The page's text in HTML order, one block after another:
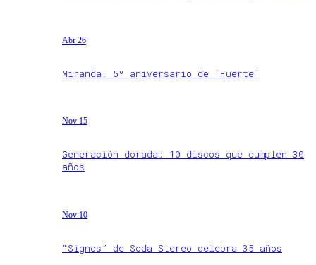
Abr 26
Miranda! 5º aniversario de ‘Fuerte’
Nov 15
Generación dorada: 10 discos que cumplen 30
años
Nov 10
“Signos” de Soda Stereo celebra 35 años